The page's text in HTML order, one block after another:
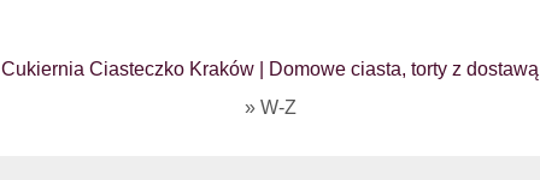
Cukiernia Ciasteczko Kraków | Domowe ciasta, torty z dostawą
» W-Z